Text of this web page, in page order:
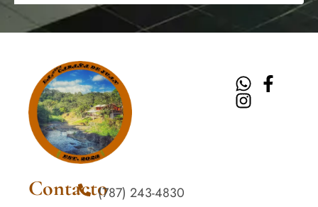
Contacto(787) 243-4830